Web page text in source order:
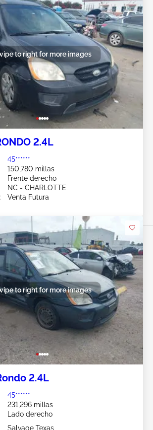
to right for more images
2.4L
45******
150,780 millas
Frente derecho
NC - CHARLOTTE
Venta Futura
to right for more images
2.4L
45******
231,296 millas
Lado derecho
Salvage Texas